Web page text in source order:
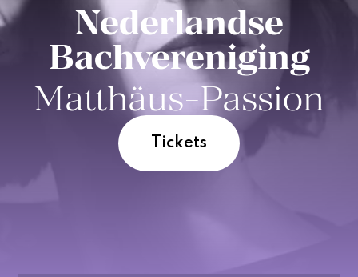
Nederlandse
Bachvereniging
Matthäus-Passion
Tickets